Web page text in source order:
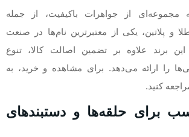
مجموعه‌ای از جواهرات باکیفیت، از جمله
و پلاتین، یکی از معتبرترین نام‌ها در صنعت
برند علاوه بر تضمین اصالت کالا، تنوع
را ارائه می‌دهد. برای مشاهده و خرید، به
کنید.
برای حلقه‌ها و دستبندهای